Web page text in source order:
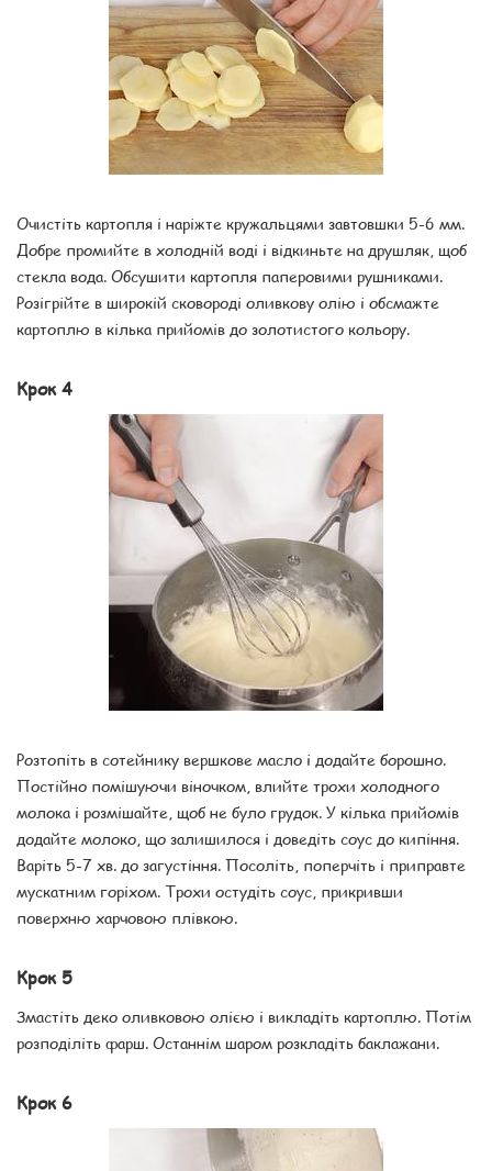
Очистіть картопля і наріжте кружальцями завтовшки 5-6 мм.
Добре промийте в холодній воді і відкиньте на друшляк, щоб
стекла вода. Обсушити картопля паперовими рушниками.
Розігрійте в широкій сковороді оливкову олію і обсмажте
картоплю в кілька прийомів до золотистого кольору.
Крок 4
Розтопіть в сотейнику вершкове масло і додайте борошно.
Постійно помішуючи віночком, влийте трохи холодного
молока і розмішайте, щоб не було грудок. У кілька прийомів
додайте молоко, що залишилося і доведіть соус до кипіння.
Варіть 5-7 хв. до загустіння. Посоліть, поперчіть і приправте
мускатним горіхом. Трохи остудіть соус, прикривши
поверхню харчовою плівкою.
Крок 5
Змастіть деко оливковою олією і викладіть картоплю. Потім
розподіліть фарш. Останнім шаром розкладіть баклажани.
Крок 6